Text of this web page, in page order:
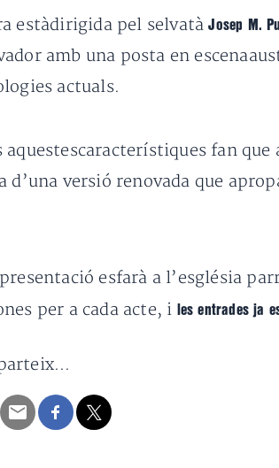
estàdirigida pel selvatàJosep M.
amb una posta en
actuals.
aquestescaracterístiques fan
d’una versió renovada que
esfarà a l’església
per a cada acte, i
les entrades ja